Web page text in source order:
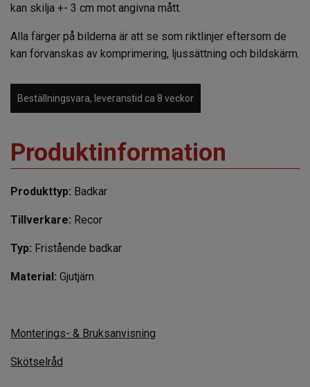
kan skilja +- 3 cm mot angivna mått.
Alla färger på bilderna är att se som riktlinjer eftersom de
kan förvanskas av komprimering, ljussättning och bildskärm.
Beställningsvara, leveranstid ca 8 veckor
Produktinformation
Produkttyp: Badkar
Tillverkare: Recor
Typ: Fristående badkar
Material: Gjutjärn
Monterings- & Bruksanvisning
Skötselråd